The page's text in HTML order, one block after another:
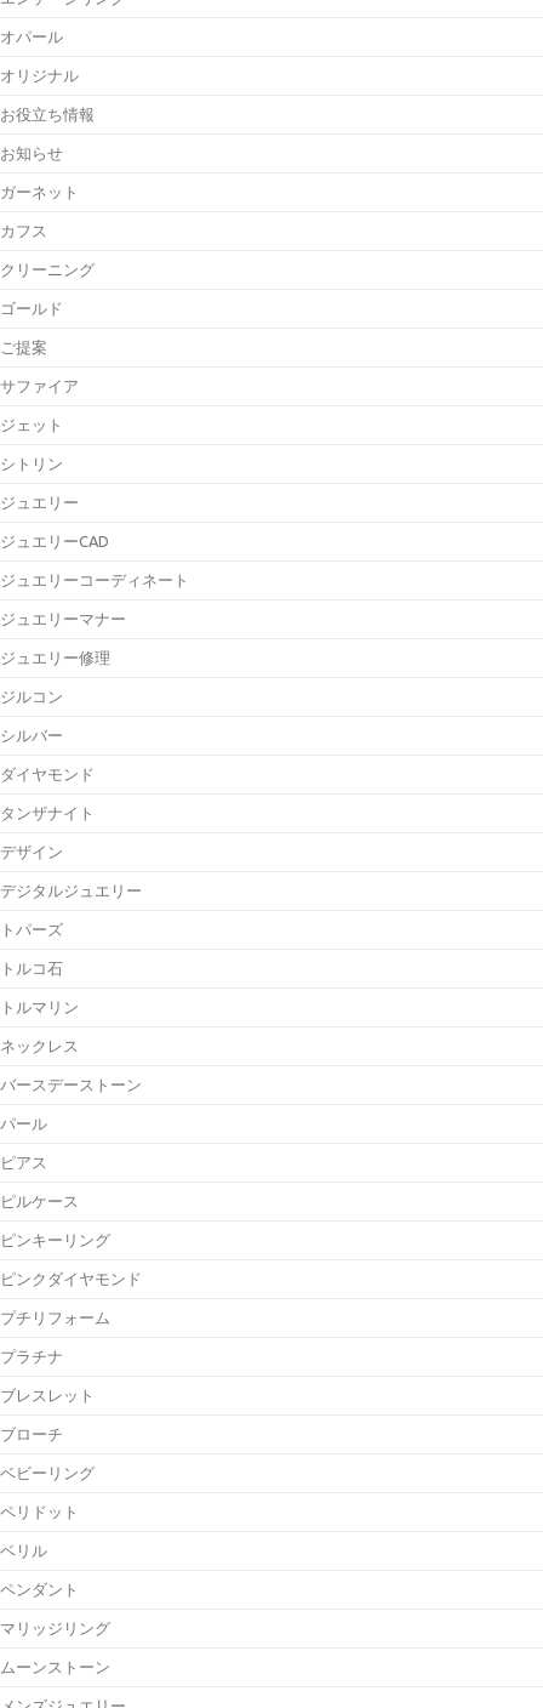
オパール
オリジナル
お役立ち情報
お知らせ
ガーネット
カフス
クリーニング
ゴールド
ご提案
サファイア
ジェット
シトリン
ジュエリー
ジュエリーCAD
ジュエリーコーディネート
ジュエリーマナー
ジュエリー修理
ジルコン
シルバー
ダイヤモンド
タンザナイト
デザイン
デジタルジュエリー
トパーズ
トルコ石
トルマリン
ネックレス
バースデーストーン
パール
ピアス
ピルケース
ピンキーリング
ピンクダイヤモンド
プチリフォーム
プラチナ
ブレスレット
ブローチ
ベビーリング
ペリドット
ベリル
ペンダント
マリッジリング
ムーンストーン